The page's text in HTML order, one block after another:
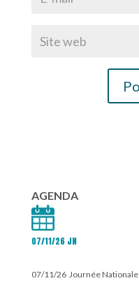
AGENDA
07/11/26 JN
07/11/26 Journée Nationale